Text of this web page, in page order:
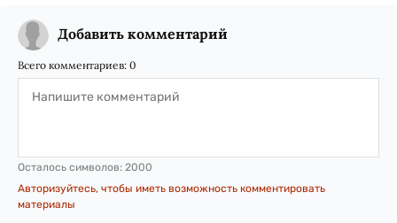
Добавить комментарий
Всего комментариев: 0
Осталось символов: 2000
Авторизуйтесь, чтобы иметь возможность комментировать
материалы